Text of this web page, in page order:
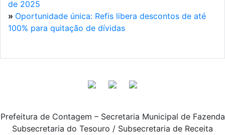
de 2025
» Oportunidade única: Refis libera descontos de até
100% para quitação de dívidas
Prefeitura de Contagem – Secretaria Municipal de Fazenda
Subsecretaria do Tesouro / Subsecretaria de Receita